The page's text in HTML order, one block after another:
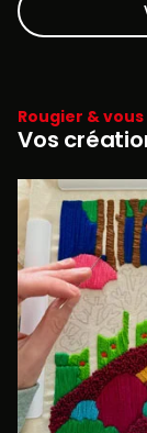
Rougier & vous
Vos